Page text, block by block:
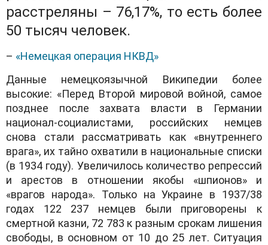
расстреляны – 76,17%, то есть более
50 тысяч человек.
– «Немецкая операция НКВД»
Данные немецкоязычной Википедии более
высокие: «Перед Второй мировой войной, самое
позднее после захвата власти в Германии
национал-социалистами, российских немцев
снова стали рассматривать как «внутреннего
врага», их тайно охватили в национальные списки
(в 1934 году). Увеличилось количество репрессий
и арестов в отношении якобы «шпионов» и
«врагов народа». Только на Украине в 1937/38
годах 122 237 немцев были приговорены к
смертной казни, 72 783 к разным срокам лишения
свободы, в основном от 10 до 25 лет. Ситуация